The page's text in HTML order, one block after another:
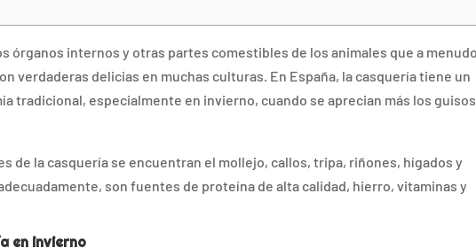
órganos internos y otras partes comestibles de los animales que a menudo
verdaderas delicias en muchas culturas. En España, la casquería tiene un
tradicional, especialmente en invierno, cuando se aprecian más los
de la casquería se encuentran el mollejo, callos, tripa, riñones, hígados y
son fuentes de proteína de alta calidad, hierro, vitaminas y
en invierno